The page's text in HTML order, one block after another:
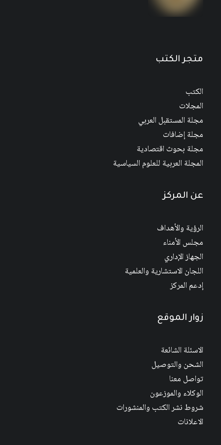
متجر الكتب
الكتب
المجلات
مجلة المستقبل العربي
مجلة إضافات
مجلة بحوث اقتصادية
المجلة العربية للعلوم السياسية
عن المركز
الرؤية والأهداف
مجلس الأمناء
الجهاز الإداري
اللجان الاستشارية والعلمية
إدعم المركز
زوار الموقع
الاسئلة الشائعة
الشحن والتوصيل
تواصل معنا
الوكلاء والموزعون
شروط نشر الكتب والمنشورات
الاعلانات